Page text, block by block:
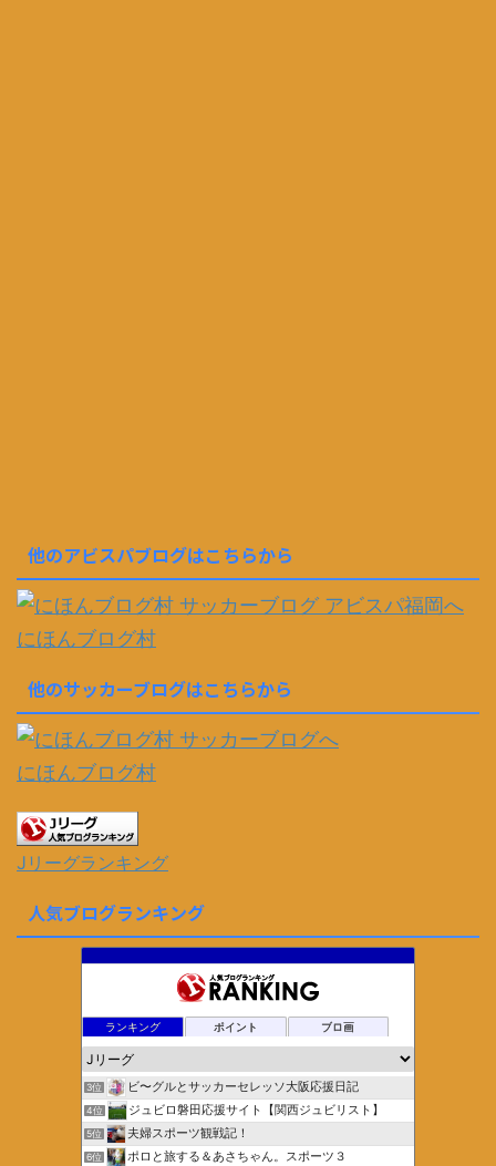
他のアビスパブログはこちらから
にほんブログ村
他のサッカーブログはこちらから
にほんブログ村
Jリーグランキング
人気ブログランキング
ランキング ポイント ブロ画
3位 ビ〜グルとサッカーセレッソ大阪応援日記
4位 ジュビロ磐田応援サイト【関西ジュビリスト】
5位 夫婦スポーツ観戦記！
6位 ポロと旅する＆あさちゃん。スポーツ３